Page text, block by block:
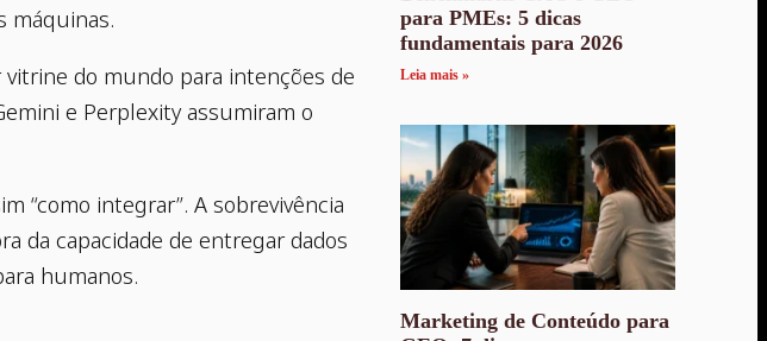
máquinas.
do mundo para intenções de
e Perplexity assumiram o
“como integrar”. A sobrevivência
da capacidade de entregar dados
humanos.
para PMEs: 5 dicas
fundamentais para 2026
Leia mais »
Marketing de Conteúdo para